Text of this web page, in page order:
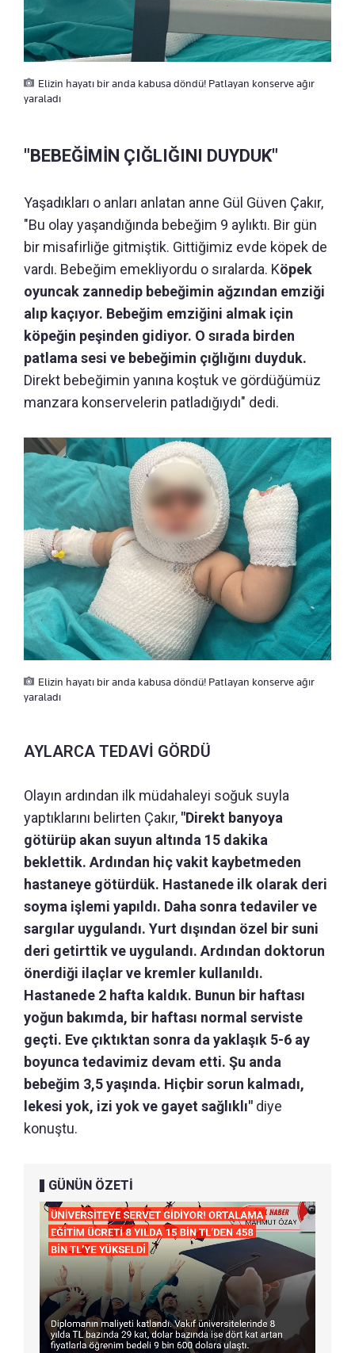
Elizin hayatı bir anda kabusa döndü! Patlayan konserve ağır
yaraladı
"BEBEĞİMİN ÇIĞLIĞINI DUYDUK"
Yaşadıkları o anları anlatan anne Gül Güven Çakır,
"Bu olay yaşandığında bebeğim 9 aylıktı. Bir gün
bir misafirliğe gitmiştik. Gittiğimiz evde köpek de
vardı. Bebeğim emekliyordu o sıralarda. Köpek
oyuncak zannedip bebeğimin ağzından emziği
alıp kaçıyor. Bebeğim emziğini almak için
köpeğin peşinden gidiyor. O sırada birden
patlama sesi ve bebeğimin çığlığını duyduk.
Direkt bebeğimin yanına koştuk ve gördüğümüz
manzara konservelerin patladığıydı" dedi.
Elizin hayatı bir anda kabusa döndü! Patlayan konserve ağır
yaraladı
AYLARCA TEDAVİ GÖRDÜ
Olayın ardından ilk müdahaleyi soğuk suyla
yaptıklarını belirten Çakır, "Direkt banyoya
götürüp akan suyun altında 15 dakika
beklettik. Ardından hiç vakit kaybetmeden
hastaneye götürdük. Hastanede ilk olarak deri
soyma işlemi yapıldı. Daha sonra tedaviler ve
sargılar uygulandı. Yurt dışından özel bir suni
deri getirttik ve uygulandı. Ardından doktorun
önerdiği ilaçlar ve kremler kullanıldı.
Hastanede 2 hafta kaldık. Bunun bir haftası
yoğun bakımda, bir haftası normal serviste
geçti. Eve çıktıktan sonra da yaklaşık 5-6 ay
boyunca tedavimiz devam etti. Şu anda
bebeğim 3,5 yaşında. Hiçbir sorun kalmadı,
lekesi yok, izi yok ve gayet sağlıklı" diye
konuştu.
GÜNÜN ÖZETİ